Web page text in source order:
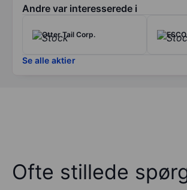
Andre var interesserede i
Otter Tail Corp.
Se alle aktier
Ofte stillede